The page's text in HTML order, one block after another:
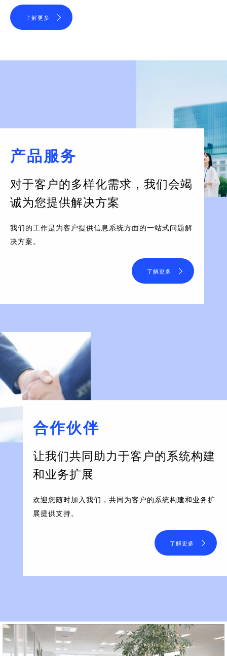
了解更多
产品服务
对于客户的多样化需求， 我们会竭
诚为您提供解决方案
我们的工作是为客户提供信息系统方面的一站式问题解
决方案。
了解更多
合作伙伴
让我们共同助力于客户的系统构建
和业务扩展
欢迎您随时加入我们，共同为客户的系统构建和业务扩
展提供支持。
了解更多